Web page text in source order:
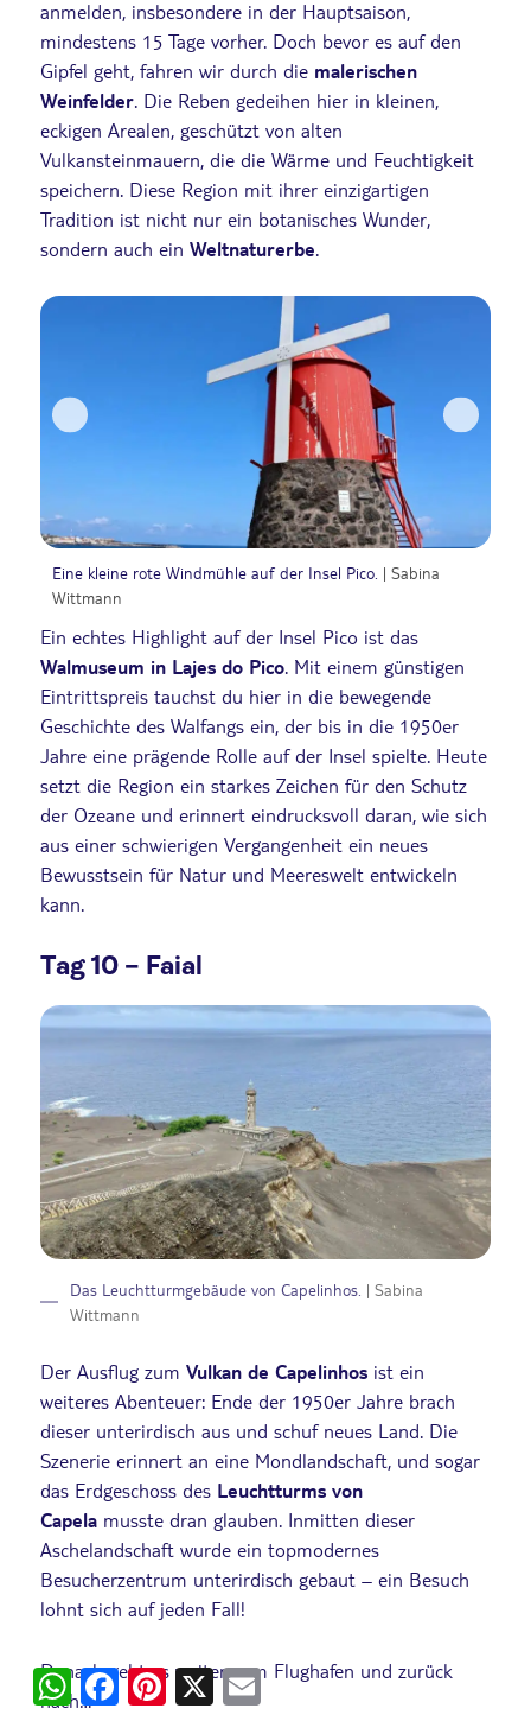
anmelden, insbesondere in der Hauptsaison,
mindestens 15 Tage vorher. Doch bevor es auf den
Gipfel geht, fahren wir durch die malerischen
Weinfelder. Die Reben gedeihen hier in kleinen,
eckigen Arealen, geschützt von alten
Vulkansteinmauern, die die Wärme und Feuchtigkeit
speichern. Diese Region mit ihrer einzigartigen
Tradition ist nicht nur ein botanisches Wunder,
sondern auch ein Weltnaturerbe.
Eine kleine rote Windmühle auf der Insel Pico. | Sabina
Wittmann
Ein echtes Highlight auf der Insel Pico ist das
Walmuseum in Lajes do Pico. Mit einem günstigen
Eintrittspreis tauchst du hier in die bewegende
Geschichte des Walfangs ein, der bis in die 1950er
Jahre eine prägende Rolle auf der Insel spielte. Heute
setzt die Region ein starkes Zeichen für den Schutz
der Ozeane und erinnert eindrucksvoll daran, wie sich
aus einer schwierigen Vergangenheit ein neues
Bewusstsein für Natur und Meereswelt entwickeln
kann.
Tag 10 – Faial
Das Leuchtturmgebäude von Capelinhos. | Sabina
Wittmann
Der Ausflug zum Vulkan de Capelinhos ist ein
weiteres Abenteuer: Ende der 1950er Jahre brach
dieser unterirdisch aus und schuf neues Land. Die
Szenerie erinnert an eine Mondlandschaft, und sogar
das Erdgeschoss des Leuchtturms von
Capela musste dran glauben. Inmitten dieser
Aschelandschaft wurde ein topmodernes
Besucherzentrum unterirdisch gebaut – ein Besuch
lohnt sich auf jeden Fall!
Danach geht es weiter zum Flughafen und zurück
nach…
WhatsAppFacebookPinterest
X Email